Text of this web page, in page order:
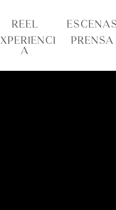
REEL ESCENAS
A
PRENSA